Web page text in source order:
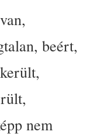
beért,
nem